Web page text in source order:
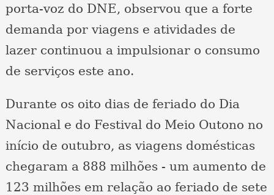
porta-voz do DNE, observou que a forte
demanda por viagens e atividades de
lazer continuou a impulsionar o consumo
de serviços este ano.
Durante os oito dias de feriado do Dia
Nacional e do Festival do Meio Outono no
início de outubro, as viagens domésticas
chegaram a 888 milhões - um aumento de
123 milhões em relação ao feriado de sete